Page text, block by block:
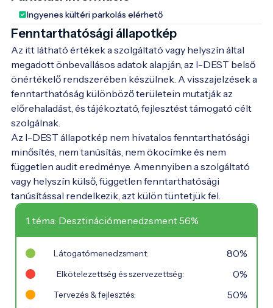
Ingyenes kültéri parkolás elérhető
Fenntarthatósági állapotkép
Az itt látható értékek a szolgáltató vagy helyszín által
megadott önbevallásos adatok alapján, az I-DEST belső
önértékelő rendszerében készülnek. A visszajelzések a
fenntarthatóság különböző területein mutatják az
előrehaladást, és tájékoztató, fejlesztést támogató célt
szolgálnak.
Az I-DEST állapotkép nem hivatalos fenntarthatósági
minősítés, nem tanúsítás, nem ökocímke és nem
független audit eredménye. Amennyiben a szolgáltató
vagy helyszín külső, független fenntarthatósági
tanúsítással rendelkezik, azt külön tüntetjük fel.
1. téma: Desztinációmenedzsment 56%
Látogatómenedzsment: 80%
Elkötelezettség és szervezettség: 0%
Tervezés & fejlesztés: 50%